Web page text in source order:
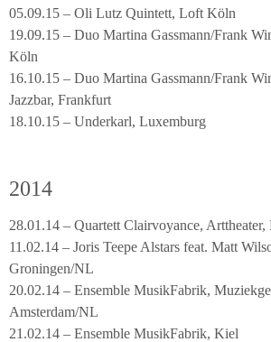
05.09.15 – Oli Lutz Quintett, Loft Köln
19.09.15 – Duo Martina Gassmann/Frank
Köln
16.10.15 – Duo Martina Gassmann/Frank
Jazzbar, Frankfurt
18.10.15 – Underkarl, Luxemburg
2014
28.01.14 – Quartett Clairvoyance, Arttheater,
11.02.14 – Joris Teepe Alstars feat. Matt
Groningen/NL
20.02.14 – Ensemble MusikFabrik,
Amsterdam/NL
21.02.14 – Ensemble MusikFabrik, Kiel